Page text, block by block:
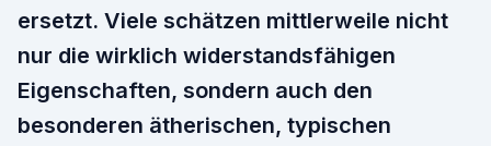
ersetzt. Viele schätzen mittlerweile nicht
nur die wirklich widerstandsfähigen
Eigenschaften, sondern auch den
besonderen ätherischen, typischen